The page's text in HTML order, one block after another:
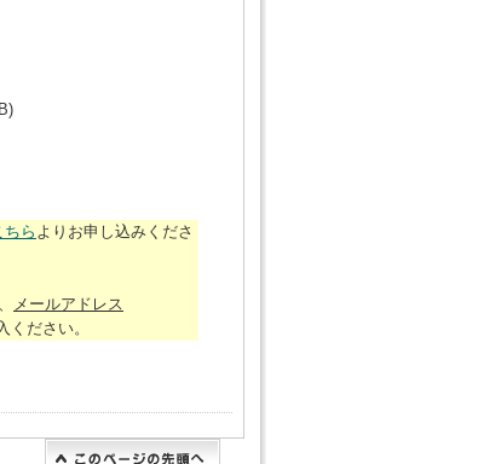
ちら よりお申し込みくださ
、
メールアドレス
ださい。